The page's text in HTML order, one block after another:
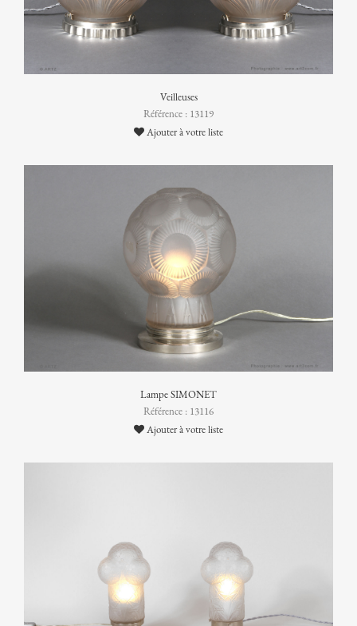
Veilleuses
Référence : 13119
Ajouter à votre liste
Lampe SIMONET
Référence : 13116
Ajouter à votre liste